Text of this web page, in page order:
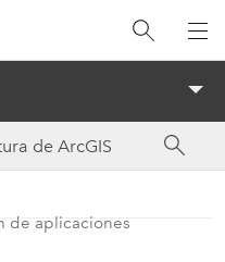
de aplicaciones